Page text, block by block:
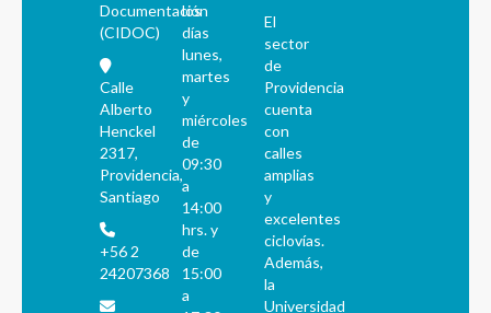
Documentación
(CIDOC)
Calle
Alberto
Henckel
2317,
Providencia,
Santiago
+56 2
24207368
los
días
lunes,
martes
y
miércoles
de
09:30
a
14:00
hrs. y
de
15:00
a
El
sector
de
Providencia
cuenta
con
calles
amplias
y
excelentes
ciclovías.
Además,
la
Universidad